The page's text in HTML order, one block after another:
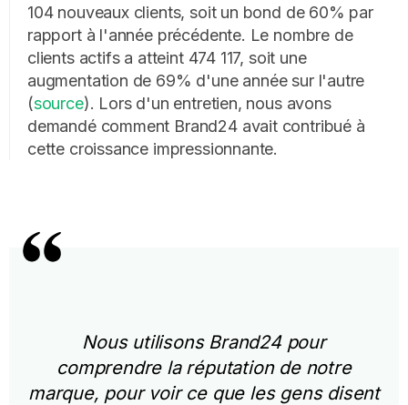
104 nouveaux clients, soit un bond de 60% par
rapport à l'année précédente. Le nombre de
clients actifs a atteint 474 117, soit une
augmentation de 69% d'une année sur l'autre
(source). Lors d'un entretien, nous avons
demandé comment Brand24 avait contribué à
cette croissance impressionnante.
Nous utilisons Brand24 pour
comprendre la réputation de notre
marque, pour voir ce que les gens disent